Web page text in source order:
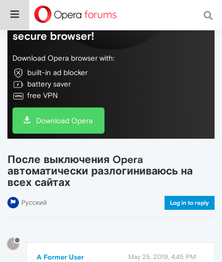
Do more on the web, with a fast and
secure browser!
Download Opera browser with:
built-in ad blocker
battery saver
free VPN
Download Opera
После выключения Opera
автоматически разлогиниваюсь на
всех сайтах
Русский Log in to reply
?
A Former User May 25, 2019, 4:45 PM